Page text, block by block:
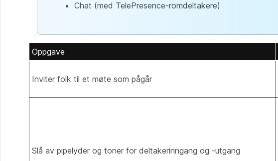
Chat (med TelePresence-romdeltakere)
Oppgave
Inviter folk til et møte som pågår
Slå av pipelyder og toner for deltakerinngang og -utgang